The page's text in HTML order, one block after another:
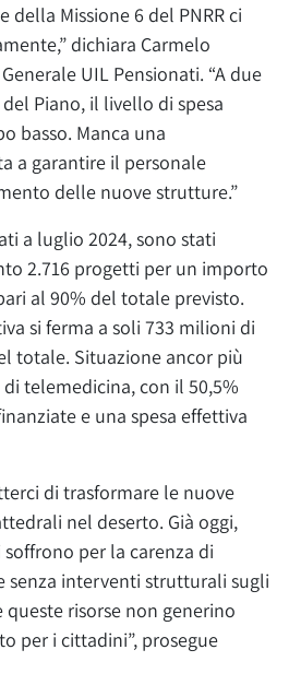
della Missione 6 del PNRR ci
dichiara Carmelo
UIL Pensionati. “A due
Piano, il livello di spesa
basso. Manca una
a garantire il personale
delle nuove strutture.”
a luglio 2024, sono stati
2.716 progetti per un importo
al 90% del totale previsto.
si ferma a soli 733 milioni di
totale. Situazione ancor più
telemedicina, con il 50,5%
e una spesa effettiva
di trasformare le nuove
nel deserto. Già oggi,
per la carenza di
senza interventi strutturali sugli
risorse non generino
per i cittadini”, prosegue